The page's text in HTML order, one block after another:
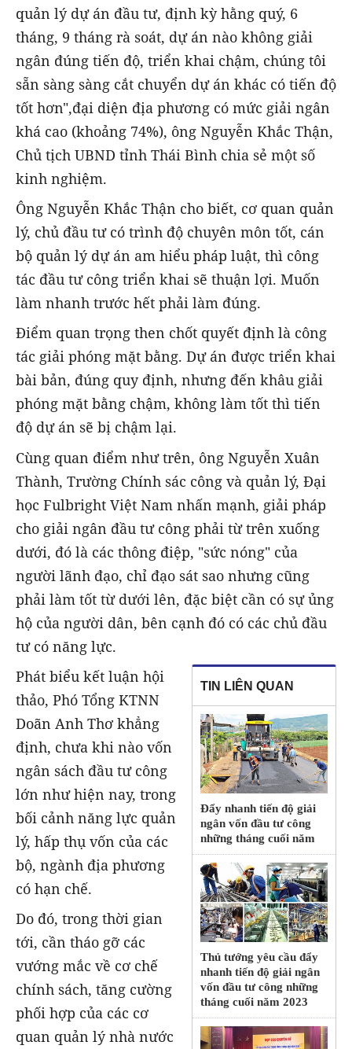
quản lý dự án đầu tư, định kỳ hằng quý, 6
tháng, 9 tháng rà soát, dự án nào không giải
ngân đúng tiến độ, triển khai chậm, chúng tôi
sẵn sàng sàng cắt chuyển dự án khác có tiến độ
tốt hơn",đại diện địa phương có mức giải ngân
khá cao (khoảng 74%), ông Nguyễn Khắc Thận,
Chủ tịch UBND tỉnh Thái Bình chia sẻ một số
kinh nghiệm.
Ông Nguyễn Khắc Thận cho biết, cơ quan quản
lý, chủ đầu tư có trình độ chuyên môn tốt, cán
bộ quản lý dự án am hiểu pháp luật, thì công
tác đầu tư công triển khai sẽ thuận lợi. Muốn
làm nhanh trước hết phải làm đúng.
Điểm quan trọng then chốt quyết định là công
tác giải phóng mặt bằng. Dự án được triển khai
bài bản, đúng quy định, nhưng đến khâu giải
phóng mặt bằng chậm, không làm tốt thì tiến
độ dự án sẽ bị chậm lại.
Cùng quan điểm như trên, ông Nguyễn Xuân
Thành, Trường Chính sác công và quản lý, Đại
học Fulbright Việt Nam nhấn mạnh, giải pháp
cho giải ngân đầu tư công phải từ trên xuống
dưới, đó là các thông điệp, "sức nóng" của
người lãnh đạo, chỉ đạo sát sao nhưng cũng
phải làm tốt từ dưới lên, đặc biệt cần có sự ủng
hộ của người dân, bên cạnh đó có các chủ đầu
tư có năng lực.
TIN LIÊN QUAN
Đẩy nhanh tiến độ giải
ngân vốn đầu tư công
những tháng cuối năm
Thủ tướng yêu cầu đẩy
nhanh tiến độ giải ngân
vốn đầu tư công những
tháng cuối năm 2023
Phát biểu kết luận hội
thảo, Phó Tổng KTNN
Doãn Anh Thơ khẳng
định, chưa khi nào vốn
ngân sách đầu tư công
lớn như hiện nay, trong
bối cảnh năng lực quản
lý, hấp thụ vốn của các
bộ, ngành địa phương
có hạn chế.
Do đó, trong thời gian
tới, cần tháo gỡ các
vướng mắc về cơ chế
chính sách, tăng cường
phối hợp của các cơ
quan quản lý nhà nước